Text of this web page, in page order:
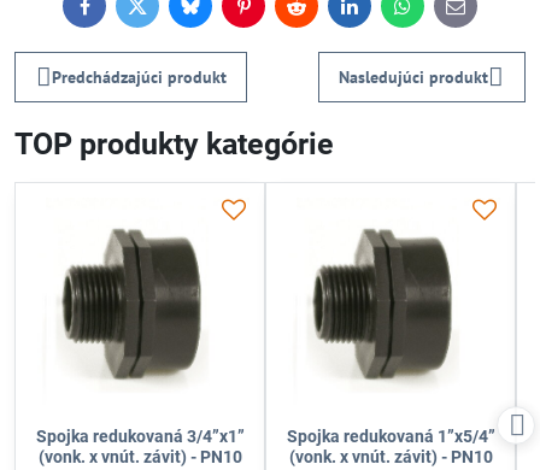
FacebookTwitterBlueskyPinterestReddit LinkedInWhatsApp
E-
mail
Predchádzajúci produkt Nasledujúci produkt
TOP produkty kategórie
Spojka redukovaná 3/4”x1”
(vonk. x vnút. závit) - PN10
Spojka redukovaná 1”x5/4”
(vonk. x vnút. závit) - PN10